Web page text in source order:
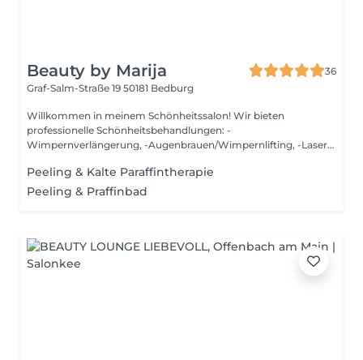
Beauty by Marija
36
Graf-Salm-Straße 19 50181 Bedburg
Willkommen in meinem Schönheitssalon! Wir bieten
professionelle Schönheitsbehandlungen: -
Wimpernverlängerung, -Augenbrauen/Wimpernlifting, -Laser-
Peeling & Kalte Paraffintherapie
Peeling & Praffinbad